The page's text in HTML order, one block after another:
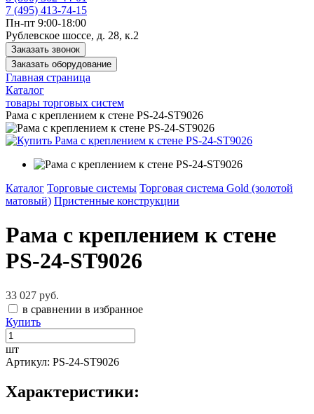
7 (495) 413-74-15
Пн-пт 9:00-18:00
Рублевское шоссе, д. 28, к.2
Заказать звонок
Заказать оборудование
Главная страница
Каталог
товары торговых систем
Рама с креплением к стене PS-24-ST9026
Каталог Торговые системы Торговая система Gold (золотой
матовый) Пристенные конструкции
Рама с креплением к стене
PS-24-ST9026
33 027 руб.
в сравнении в избранное
Купить
шт
Артикул: PS-24-ST9026
Характеристики: